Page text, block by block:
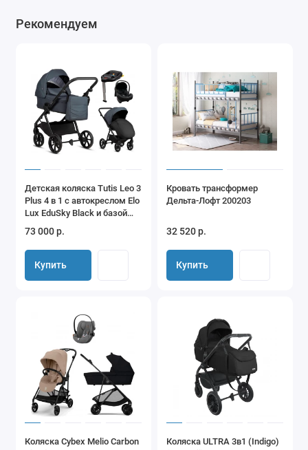
Рекомендуем
Детская коляска Tutis Leo 3
Plus 4 в 1 с автокреслом Elo
Lux EduSky Black и базой
1582211 India Ink
73 000 р.
Купить
Кровать трансформер
Дельта-Лофт 200203
32 520 р.
Купить
Коляска Cybex Melio Carbon
Коляска ULTRA 3в1 (Indigo)